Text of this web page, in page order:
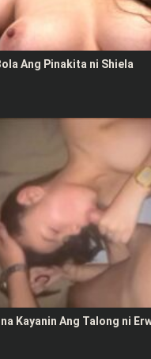
Ang Pinakita ni Shiela
Kayanin Ang Talong ni